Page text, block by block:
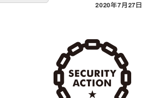
投稿日
2020年7月27日